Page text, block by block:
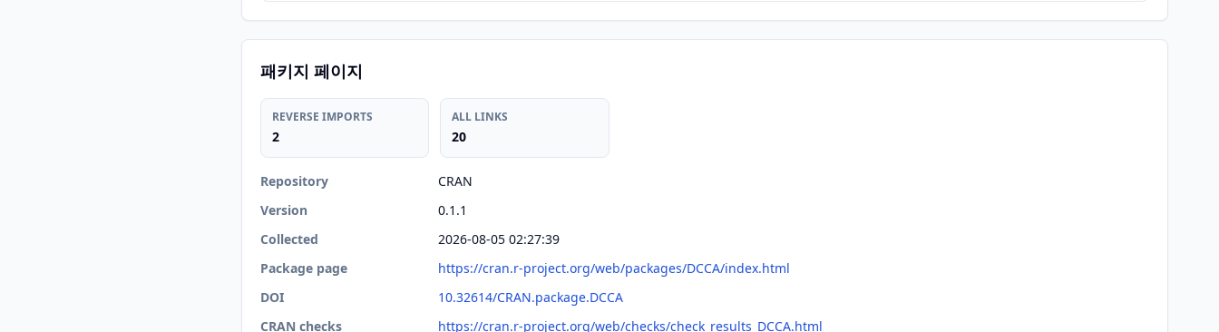
패키지 페이지
REVERSE IMPORTS
2
ALL LINKS
20
Repository
CRAN
Version
0.1.1
Collected
2026-08-05 02:27:39
Package page
https://cran.r-project.org/web/packages/DCCA/index.html
DOI
10.32614/CRAN.package.DCCA
CRAN checks
https://cran.r-project.org/web/checks/check_results_DCCA.html